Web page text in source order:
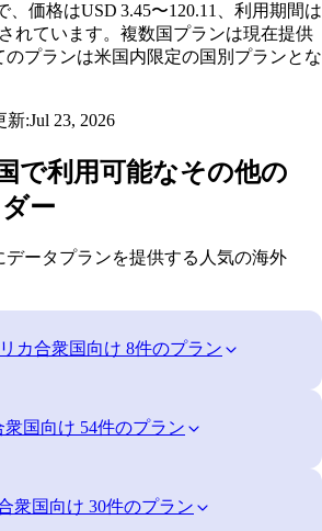
、価格はUSD 3.45〜120.11、利用期間は
れています。複数国プランは現在提供
のプランは米国内限定の国別プランとな
新:Jul 23, 2026
で利用可能なその他の
ー
データプランを提供する人気の海外
カ合衆国向け 8件のプラン
衆国向け 54件のプラン
衆国向け 30件のプラン